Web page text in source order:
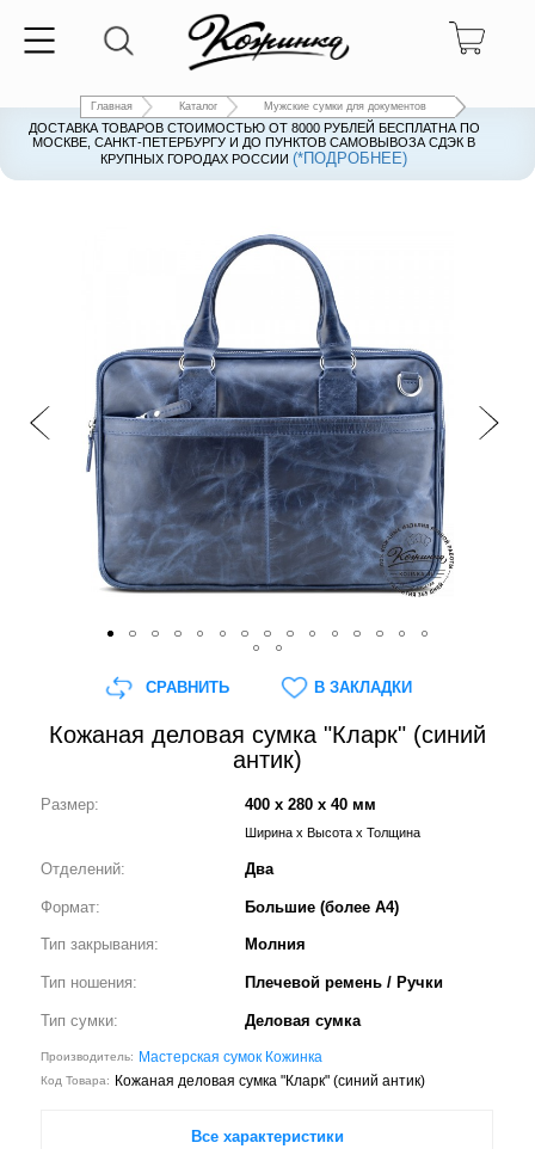
Главная Каталог Мужские сумки для документов
ДОСТАВКА ТОВАРОВ СТОИМОСТЬЮ ОТ 8000 РУБЛЕЙ БЕСПЛАТНА ПО
МОСКВЕ, САНКТ-ПЕТЕРБУРГУ И ДО ПУНКТОВ САМОВЫВОЗА СДЭК В
КРУПНЫХ ГОРОДАХ РОССИИ(*ПОДРОБНЕЕ)
ДОСТАВКА ТОВАРОВ СТОИМОСТЬЮ ОТ 8000 РУБЛЕЙ БЕСПЛАТНА ПО
МОСКВЕ, САНКТ-ПЕТЕРБУРГУ И ДО ПУНКТОВ САМОВЫВОЗА СДЭК В
КРУПНЫХ ГОРОДАХ РОССИИ(*ПОДРОБНЕЕ)
Кожаная деловая сумка "Кларк" (синий
антик)
Размер: 400 x 280 x 40 мм
Ширина x Высота x Толщина
Отделений: Два
Формат: Большие (более А4)
Тип закрывания: Молния
Тип ношения: Плечевой ремень / Ручки
Тип сумки: Деловая сумка
Производитель: Мастерская сумок Кожинка
Код Товара: Кожаная деловая сумка "Кларк" (синий антик)
Все характеристики
СРАВНИТЬ В ЗАКЛАДКИ